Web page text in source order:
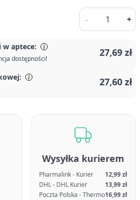
w aptece:
dostępności!
27,69 zł
27,60 zł
-
Ilość
+
Wysyłka kurierem
Pharmalink - Kurier
12,99 zł
DHL - DHL Kurier
13,99 zł
Poczta Polska - Thermo16,99 zł